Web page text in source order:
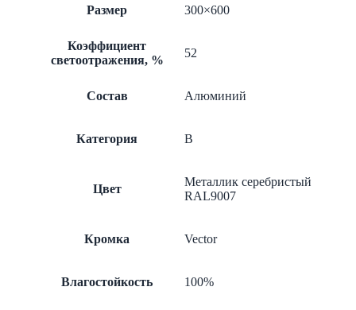
Размер 300×600
Коэффициент
светоотражения, %
52
Состав Алюминий
Категория B
Цвет
Металлик серебристый
RAL9007
Кромка Vector
Влагостойкость 100%